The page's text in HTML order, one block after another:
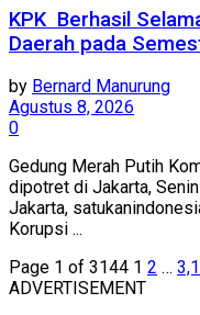
KPK Berhasil
Daerah pada
by Bernard Manurung
Agustus 8, 2026
0
Gedung Merah Putih
dipotret di Jakarta,
Jakarta,
Korupsi ...
Page 1 of 3144 1 2 …
ADVERTISEMENT